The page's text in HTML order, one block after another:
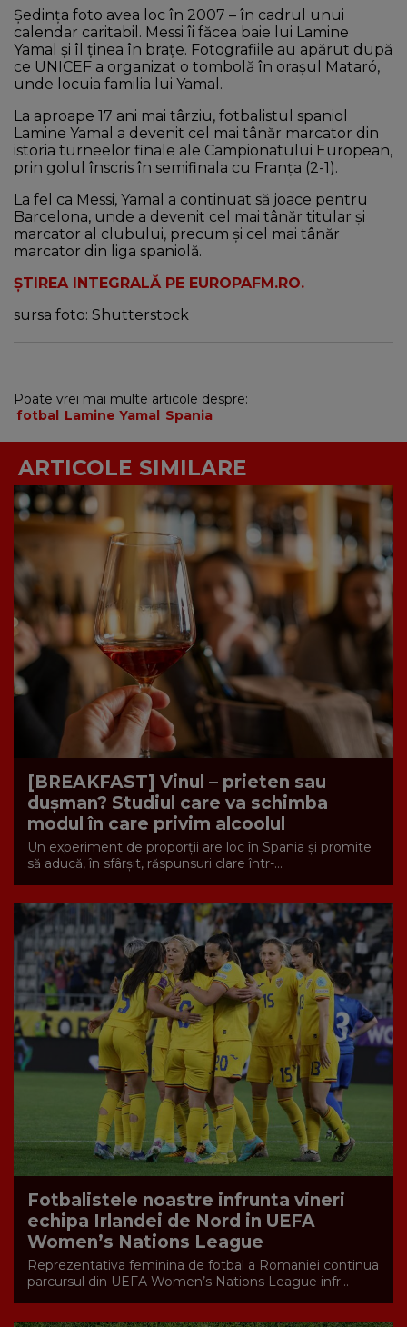
Ședința foto avea loc în 2007 – în cadrul unui
calendar caritabil. Messi îi făcea baie lui Lamine
Yamal și îl ținea în brațe. Fotografiile au apărut după
ce UNICEF a organizat o tombolă în orașul Mataró,
unde locuia familia lui Yamal.
La aproape 17 ani mai târziu, fotbalistul spaniol
Lamine Yamal a devenit cel mai tânăr marcator din
istoria turneelor finale ale Campionatului European,
prin golul înscris în semifinala cu Franţa (2-1).
La fel ca Messi, Yamal a continuat să joace pentru
Barcelona, unde a devenit cel mai tânăr titular și
marcator al clubului, precum și cel mai tânăr
marcator din liga spaniolă.
ȘTIREA INTEGRALĂ PE EUROPAFM.RO.
sursa foto: Shutterstock
Poate vrei mai multe articole despre:
fotbal
Lamine Yamal Spania
ARTICOLE SIMILARE
[BREAKFAST] Vinul – prieten sau
dușman? Studiul care va schimba
modul în care privim alcoolul
Un experiment de proporții are loc în Spania și promite
să aducă, în sfârșit, răspunsuri clare într-...
Fotbalistele noastre infrunta vineri
echipa Irlandei de Nord in UEFA
Women’s Nations League
Reprezentativa feminina de fotbal a Romaniei continua
parcursul din UEFA Women’s Nations League infr...